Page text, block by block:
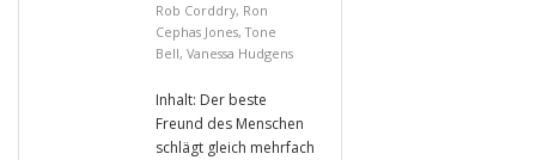
Rob Corddry, Ron
Cephas Jones,Tone
Bell, Vanessa Hudgens
Inhalt: Der beste
Freund des Menschen
schlägt gleich mehrfach